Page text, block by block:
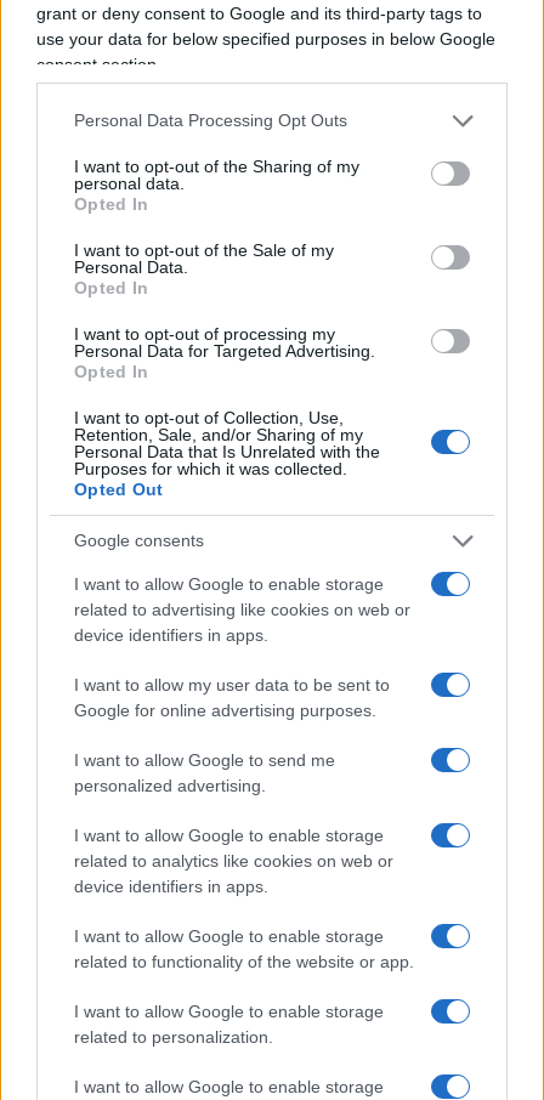
grant or deny consent to Google and its third-party tags to
use your data for below specified purposes in below Google
consent section.
Personal Data Processing Opt Outs
I want to opt-out of the Sharing of my
personal data.
Opted In
I want to opt-out of the Sale of my
Personal Data.
Opted In
I want to opt-out of processing my
Personal Data for Targeted Advertising.
Opted In
I want to opt-out of Collection, Use,
Retention, Sale, and/or Sharing of my
Personal Data that Is Unrelated with the
Purposes for which it was collected.
Opted Out
Google consents
I want to allow Google to enable storage
related to advertising like cookies on web or
device identifiers in apps.
I want to allow my user data to be sent to
Google for online advertising purposes.
I want to allow Google to send me
personalized advertising.
I want to allow Google to enable storage
related to analytics like cookies on web or
device identifiers in apps.
I want to allow Google to enable storage
related to functionality of the website or app.
I want to allow Google to enable storage
related to personalization.
I want to allow Google to enable storage
Si spopola Ny e il social media ban per il Wsj.
per iscriversi al canale ed
essere sempre aggiornati (gratis).
198
Vignetta del 07/08/2026
Vai all'archivio delle vignette
Corte dei conti, la riforma a
metà: si poteva fare di più
Chi firma non deve avere paura, chi paga le tasse
nemmeno. La magistratura contabile non deve
solo punire, ma aiutare la buona
Luigi Bisignani